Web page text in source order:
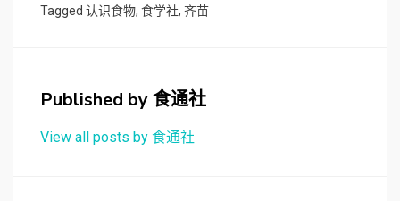
Tagged 认识食物, 食学社, 齐苗
Published by食通社
View all posts by 食通社